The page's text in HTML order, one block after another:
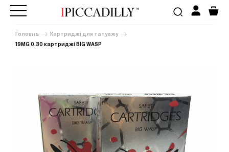
Головна
Картриджі для татуажу
19MG 0.30 картриджі BIG WASP